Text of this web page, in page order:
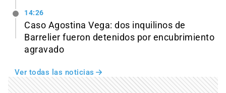
14:26
Caso Agostina Vega: dos inquilinos de
Barrelier fueron detenidos por encubrimiento
agravado
Ver todas las noticias